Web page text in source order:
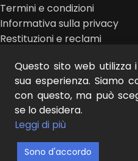
Termini e condizioni
Informativa sulla privacy
Restituzioni e reclami
MIDEER © 2025 |
Questo sito web
sua esperienza. Siamo
con questo, ma può
se lo desidera.
Leggi di più
Sono d'accordo
0